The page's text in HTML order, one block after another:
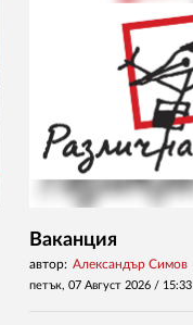
Ваканция
автор: Александър Симов
петък, 07 Август 2026 / 15:33